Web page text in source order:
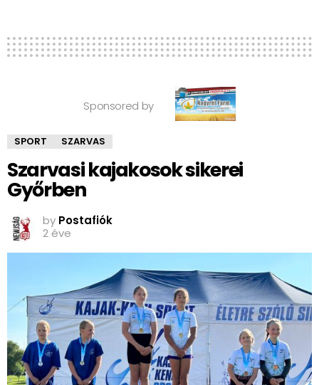
Sponsored by
SPORT SZARVAS
Szarvasi kajakosok sikerei
Győrben
by Postafiók
2 éve